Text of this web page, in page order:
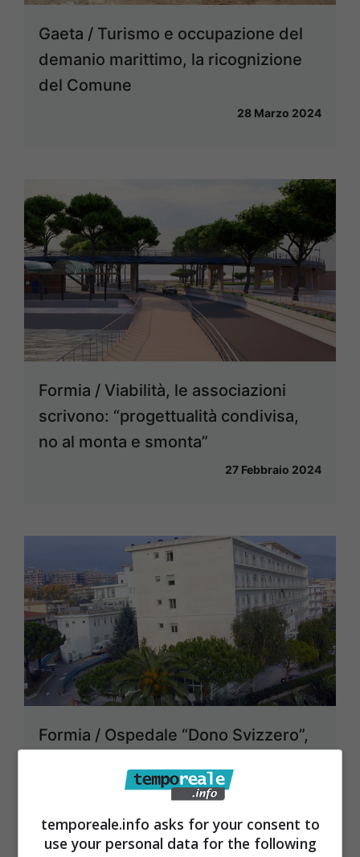
Gaeta / Turismo e occupazione del
demanio marittimo, la ricognizione
del Comune
28 Marzo 2024
Formia / Viabilità, le associazioni
scrivono: “progettualità condivisa,
no al monta e smonta”
27 Febbraio 2024
Formia / Ospedale “Dono Svizzero”,
fermi, disagi in corsa”
temporeale.info asks for your consent to
use your personal data for the following